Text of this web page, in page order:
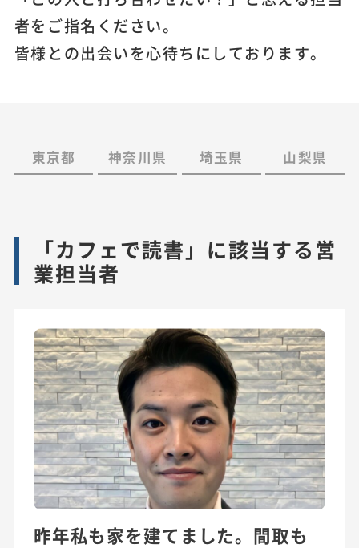
者をご指名ください。
皆様との出会いを心待ちにしております。
東京都 神奈川県 埼玉県 山梨県
「カフェで読書」に該当する営
業担当者
昨年私も家を建てました。間取も